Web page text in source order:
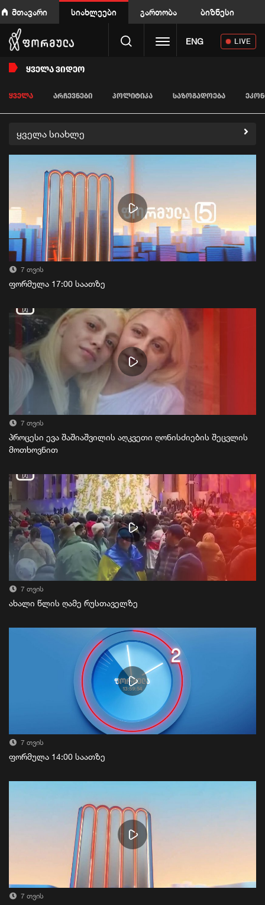
მთავარი სიახლეები გართობა ბიზნესი
Toggle navigation
ENG LIVE
ᲧᲕᲔᲚᲐ ᲕᲘᲓᲔᲝ
ᲧᲕᲔᲚᲐ ᲐᲠᲩᲔᲕᲜᲔᲑᲘ ᲞᲝᲚᲘᲢᲘᲙᲐ ᲡᲐᲖᲝᲒᲐᲓᲝᲔᲑᲐ
ყველა სიახლე
7 თვის
ფორმულა 17:00 საათზე
7 თვის
პროცესი ევა შაშიაშვილის აღკვეთი ღონისძიების შეცვლის
მოთხოვნით
7 თვის
ახალი წლის ღამე რუსთაველზე
7 თვის
ფორმულა 14:00 საათზე
7 თვის